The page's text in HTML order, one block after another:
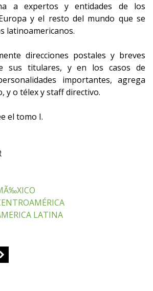
a expertos y entidades de los
y el resto del mundo que se
latinoamericanos.
direcciones postales y breves
sus titulares, y en los casos de
importantes, agrega
y o télex y staff directivo.
el tomo I.
LATINA